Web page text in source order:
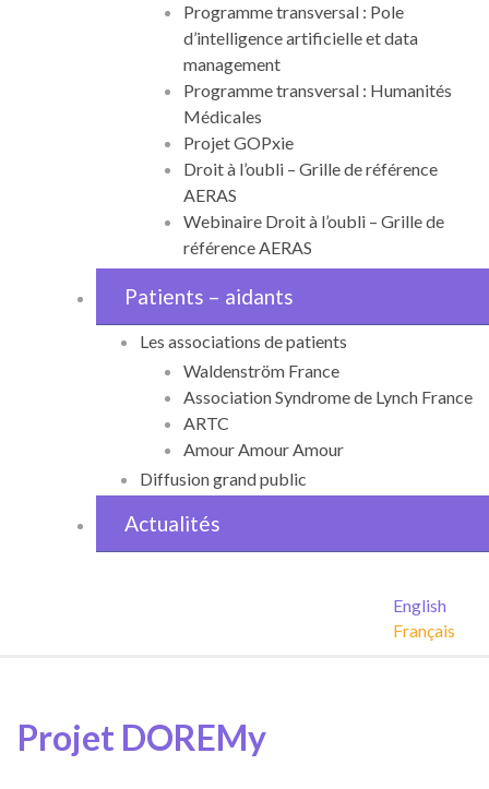
Programme transversal : Pole
d’intelligence artificielle et data
management
Programme transversal : Humanités
Médicales
Projet GOPxie
Droit à l’oubli – Grille de référence
AERAS
Webinaire Droit à l’oubli – Grille de
référence AERAS
Patients – aidants
Les associations de patients
Waldenström France
Association Syndrome de Lynch France
ARTC
Amour Amour Amour
Diffusion grand public
Actualités
English
Français
Projet DOREMy